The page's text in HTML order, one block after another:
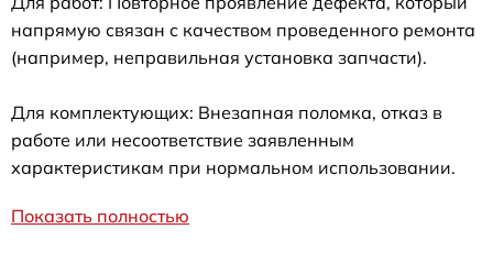
напрямую связан с качеством проведенного ремонта
(например, неправильная установка запчасти).
Для комплектующих: Внезапная поломка, отказ в
работе или несоответствие заявленным
характеристикам при нормальном использовании.
Показать полностью